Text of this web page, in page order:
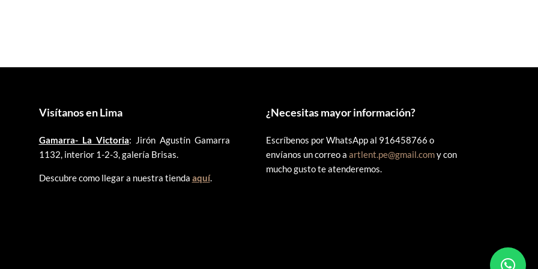
Visítanos en Lima
Gamarra- La Victoria: Jirón Agustín Gamarra
1132, interior 1-2-3, galería Brisas.
Descubre como llegar a nuestra tienda aquí.
¿Necesitas mayor información?
Escríbenos por WhatsApp al 916458766 o
envíanos un correo a artlent.pe@gmail.comy con
mucho gusto te atenderemos.